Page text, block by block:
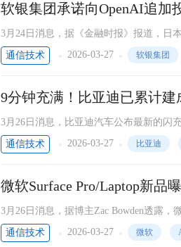
软银集团承诺向OpenAI追加
3月24日消息，据《金融时报》报道，日
破其长期设定的关键财务约束，并引发投
通信技术 2026-03-27 软银集团
9分钟充满！比亚迪已累计建
3月26日消息，比亚迪汽车公布最新的闪
通信技术 2026-03-27 比亚迪
微软Surface Pro/Laptop新品
3月26日消息，据博主Zac Bowden透露，
龙X2和Intel Panther Lake两套个平台，预
通信技术 2026-03-27 微软